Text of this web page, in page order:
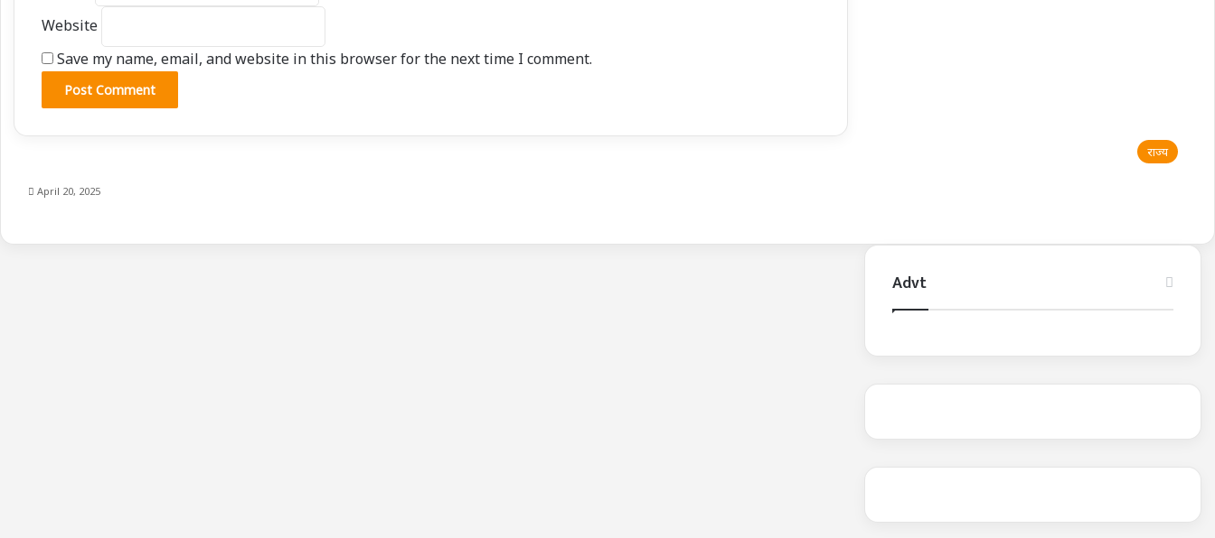
Website
Save my name, email, and website in this browser for the next time I comment.
राज्य
April 20, 2025
Advt